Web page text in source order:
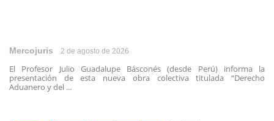
Mercojuris 2 de agosto de 2026
El Profesor Julio Guadalupe Básconés (desde Perú) informa la
presentación de esta nueva obra colectiva titulada “Derecho
Aduanero y del ...